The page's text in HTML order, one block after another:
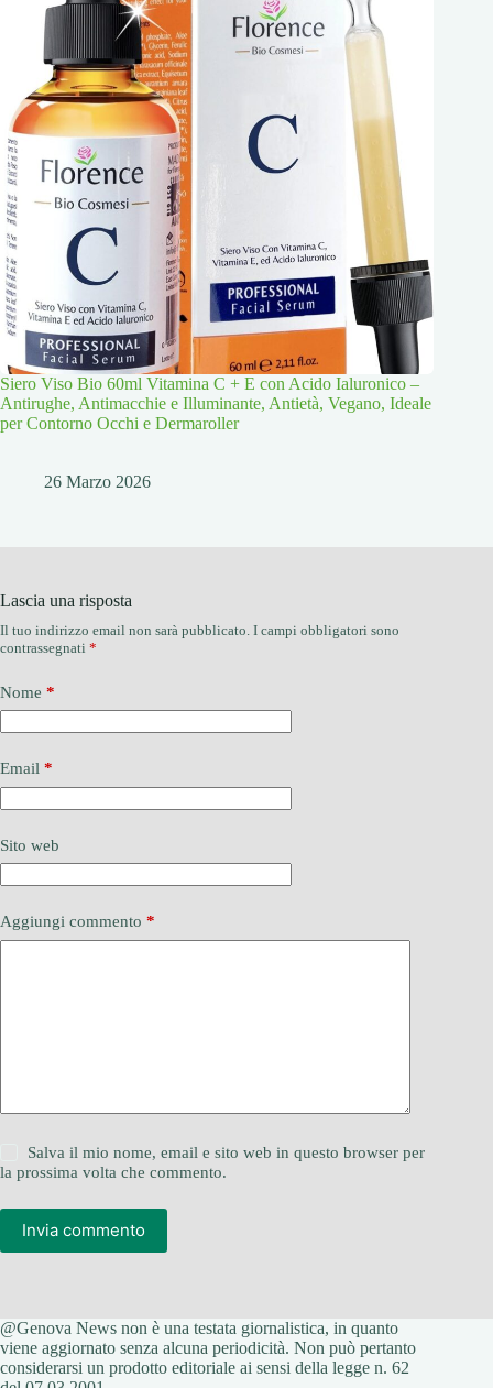
Siero Viso Bio 60ml Vitamina C + E con Acido Ialuronico –
Antirughe, Antimacchie e Illuminante, Antietà, Vegano, Ideale
per Contorno Occhi e Dermaroller
26 Marzo 2026
Lascia una risposta
Il tuo indirizzo email non sarà pubblicato. I campi obbligatori sono
contrassegnati *
Nome *
Email *
Sito web
Aggiungi commento *
Salva il mio nome, email e sito web in questo browser per
la prossima volta che commento.
Invia commento
@Genova News non è una testata giornalistica, in quanto
viene aggiornato senza alcuna periodicità. Non può pertanto
considerarsi un prodotto editoriale ai sensi della legge n. 62